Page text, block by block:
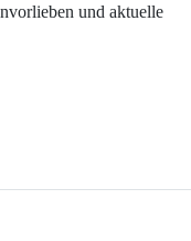
und aktuelle